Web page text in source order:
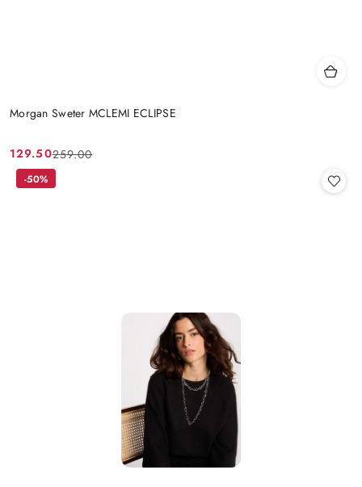
Morgan Sweter MCLEMI ECLIPSE
Cena
promocyjna:
129.50
Cena
przed
259.00
-50%